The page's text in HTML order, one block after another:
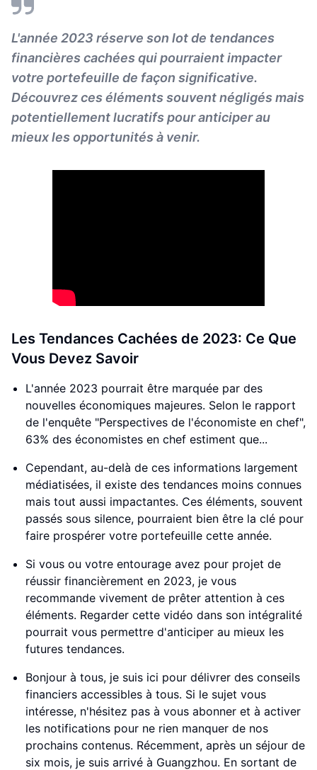
L'année 2023 réserve son lot de tendances
financières cachées qui pourraient impacter
votre portefeuille de façon significative.
Découvrez ces éléments souvent négligés mais
potentiellement lucratifs pour anticiper au
mieux les opportunités à venir.
Les Tendances Cachées de 2023: Ce Que
Vous Devez Savoir
L'année 2023 pourrait être marquée par des
nouvelles économiques majeures. Selon le rapport
de l'enquête "Perspectives de l'économiste en chef",
63% des économistes en chef estiment que...
Cependant, au-delà de ces informations largement
médiatisées, il existe des tendances moins connues
mais tout aussi impactantes. Ces éléments, souvent
passés sous silence, pourraient bien être la clé pour
faire prospérer votre portefeuille cette année.
Si vous ou votre entourage avez pour projet de
réussir financièrement en 2023, je vous
recommande vivement de prêter attention à ces
éléments. Regarder cette vidéo dans son intégralité
pourrait vous permettre d'anticiper au mieux les
futures tendances.
Bonjour à tous, je suis ici pour délivrer des conseils
financiers accessibles à tous. Si le sujet vous
intéresse, n'hésitez pas à vous abonner et à activer
les notifications pour ne rien manquer de nos
prochains contenus. Récemment, après un séjour de
six mois, je suis arrivé à Guangzhou. En sortant de